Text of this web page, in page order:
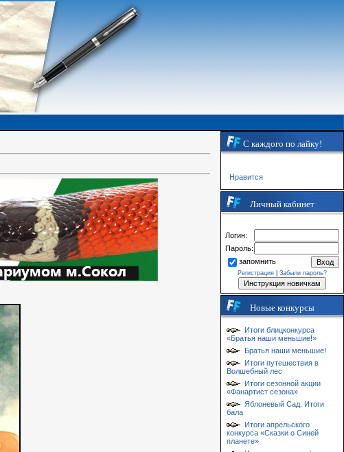
С каждого по лайку!
Нравится
Личный кабинет
Логин:
Пароль:
запомнить
Регистрация Забыли пароль?
Новые конкурсы
Итоги блицконкурса
«Братья наши меньшие!»
Братья наши меньшие!
Итоги путешествия в
Волшебный лес
Итоги сезонной акции
«Фанартист сезона»
Яблоневый Сад. Итоги
бала
Итоги апрельского
конкурса «Сказки о Синей
планете»